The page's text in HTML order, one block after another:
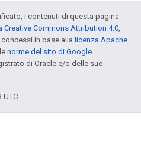
i contenuti di questa pagina
Creative Commons Attribution 4.0,
in base alla licenza Apache
norme del sito di Google
di Oracle e/o delle sue
UTC.